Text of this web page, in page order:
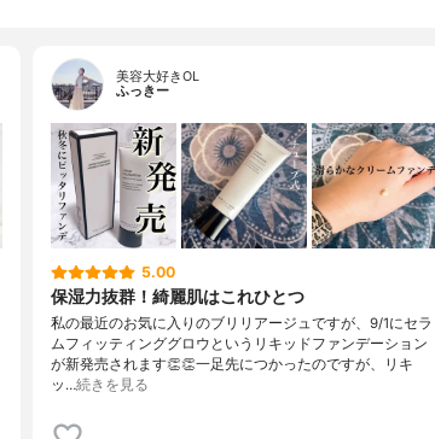
美容大好きOL
ふっきー
5.00
保湿力抜群！綺麗肌はこれひとつ
私の最近のお気に入りのブリリアージュですが、9/1にセラ
ムフィッティンググロウというリキッドファンデーション
が新発売されます👏👏一足先につかったのですが、リキ
ッ…続きを見る